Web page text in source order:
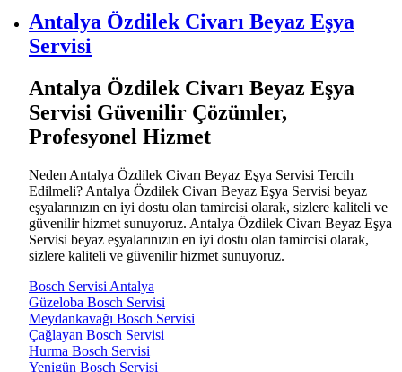
Antalya Özdilek Civarı Beyaz Eşya
Servisi
Antalya Özdilek Civarı Beyaz Eşya
Servisi Güvenilir Çözümler,
Profesyonel Hizmet
Neden Antalya Özdilek Civarı Beyaz Eşya Servisi Tercih
Edilmeli? Antalya Özdilek Civarı Beyaz Eşya Servisi beyaz
eşyalarınızın en iyi dostu olan tamircisi olarak, sizlere kaliteli ve
güvenilir hizmet sunuyoruz. Antalya Özdilek Civarı Beyaz Eşya
Servisi beyaz eşyalarınızın en iyi dostu olan tamircisi olarak,
sizlere kaliteli ve güvenilir hizmet sunuyoruz.
Bosch Servisi Antalya
Güzeloba Bosch Servisi
Meydankavağı Bosch Servisi
Çağlayan Bosch Servisi
Hurma Bosch Servisi
Yenigün Bosch Servisi